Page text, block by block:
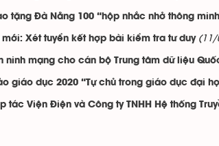
tặng Đà Nẵng 100 “hộp nhắc nhở thông
mới: Xét tuyển kết hợp bài kiểm tra tư duy (11/
ninh mạng cho cán bộ Trung tâm dữ liệu
giáo dục 2020 “Tự chủ trong giáo dục đại
tác Viện Điện và Công ty TNHH Hệ thống